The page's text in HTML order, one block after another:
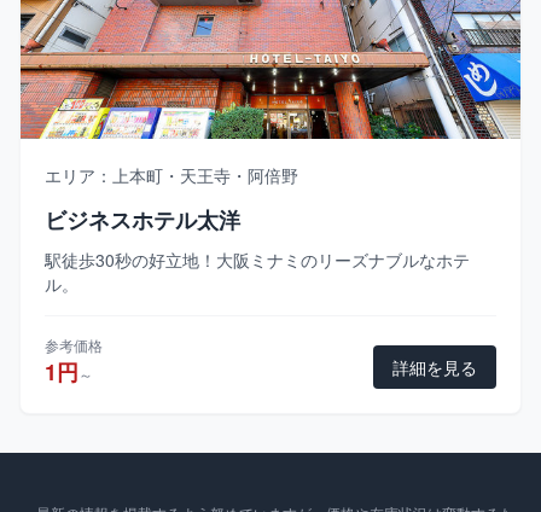
エリア：上本町・天王寺・阿倍野
ビジネスホテル太洋
駅徒歩30秒の好立地！大阪ミナミのリーズナブルなホテ
ル。
参考価格
1円～ 詳細を見る